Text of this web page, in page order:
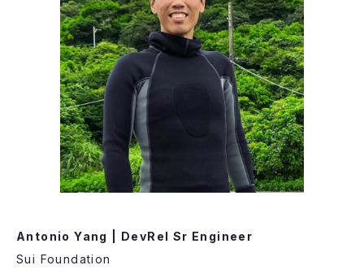
Antonio Yang | DevRel Sr Engineer
Sui Foundation